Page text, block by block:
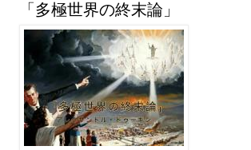
「多極世界の終末論」